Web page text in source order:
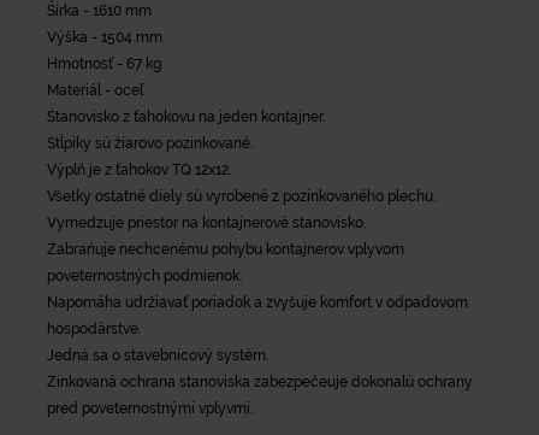
Šírka - 1610 mm
Výška - 1504 mm
Hmotnosť - 67 kg
Materiál - oceľ
Stanovisko z ťahokovu na jeden kontajner.
Stĺpiky sú žiarovo pozinkované.
Výplň je z ťahokov TQ 12x12.
Všetky ostatné diely sú vyrobené z pozinkovaného plechu.
Vymedzuje priestor na kontajnerové stanovisko.
Zabrańuje nechcenému pohybu kontajnerov vplyvom
poveternostných podmienok.
Napomáha udržiavať poriadok a zvyšuje komfort v odpadovom
hospodárstve.
Jedná sa o stavebnicový systém.
Zinkovaná ochrana stanoviska zabezpečeuje dokonalú ochrany
pred poveternostnými vplyvmi.